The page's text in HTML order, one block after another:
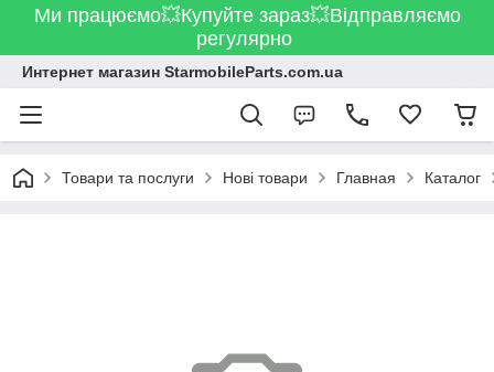
Ми працюємо💥Купуйте зараз💥Відправляємо
регулярно
Интернет магазин StarmobileParts.com.ua
Товари та послуги Нові товари Главная Каталог